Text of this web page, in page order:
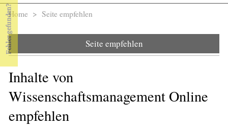
Sie sind hier
Home > Seite empfehlen
Seite empfehlen
Inhalte von
Wissenschaftsmanagement Online
empfehlen